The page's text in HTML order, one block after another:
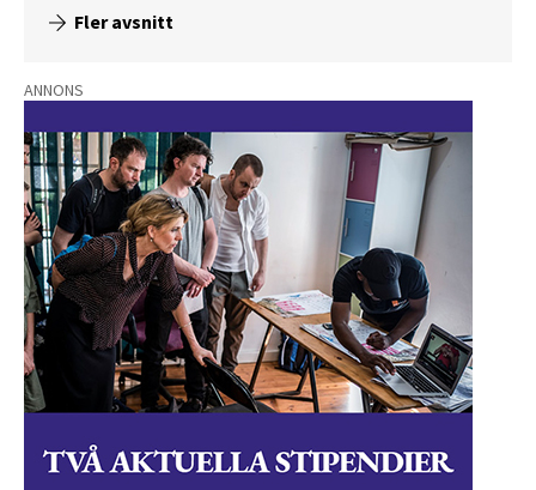
Fler avsnitt
ANNONS